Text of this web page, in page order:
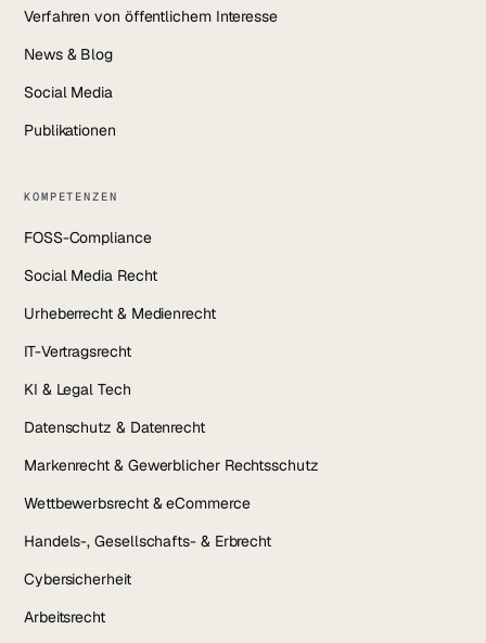
Verfahren von öffentlichem Interesse
News & Blog
Social Media
Publikationen
KOMPETENZEN
FOSS-Compliance
Social Media Recht
Urheberrecht & Medienrecht
IT-Vertragsrecht
KI & Legal Tech
Datenschutz & Datenrecht
Markenrecht & Gewerblicher Rechtsschutz
Wettbewerbsrecht & eCommerce
Handels-, Gesellschafts- & Erbrecht
Cybersicherheit
Arbeitsrecht